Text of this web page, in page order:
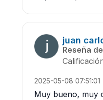
juan
Reseña
2025-05-08 07:51:01
Muy bueno, muy